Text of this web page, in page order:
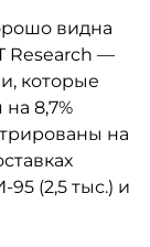
видна
Research —
которые
8,7%
на
(2,5 тыс.) и